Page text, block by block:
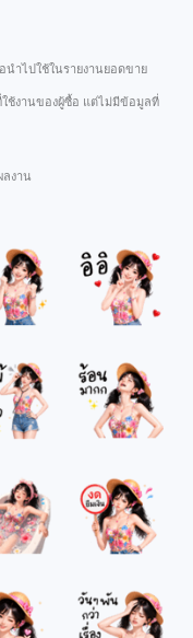
นำไปใช้ในรายงานยอดขาย
ช้งานของผู้ซื้อ แต่ไม่มีข้อมูลที่
ลงาน